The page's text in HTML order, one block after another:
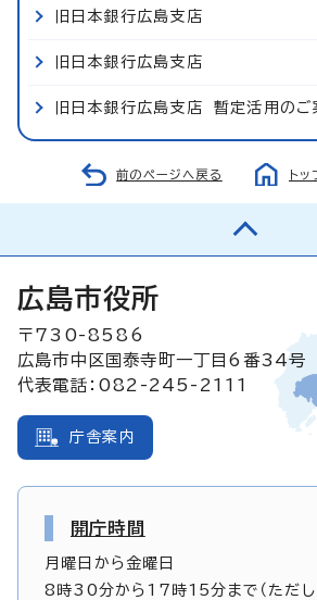
旧日本銀行広島支店
旧日本銀行広島支店
旧日本銀行広島支店 暫定活用のご
前のページへ戻る ト
広島市役所
〒730-8586
広島市中区国泰寺町一丁目6番34号
代表電話：082-245-2111
庁舎案内
開庁時間
月曜日から金曜日
8時30分から17時15分まで（ただし